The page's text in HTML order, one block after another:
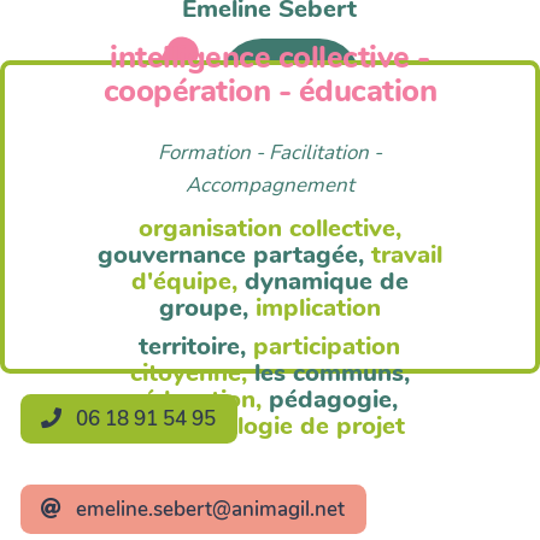
Anim'Agil
Emeline Sebert
intelligence collective -
coopération - éducation
Formation - Facilitation -
Accompagnement
organisation collective,
gouvernance partagée, travail
d'équipe, dynamique de
groupe, implication
territoire, participation
citoyenne, les communs,
éducation, pédagogie,
méthodologie de projet
06 18 91 54 95
emeline.sebert@animagil.net